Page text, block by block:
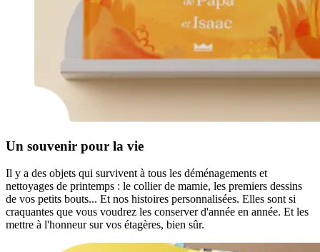
Un souvenir pour la vie
Il y a des objets qui survivent à tous les déménagements et
nettoyages de printemps : le collier de mamie, les premiers dessins
de vos petits bouts... Et nos histoires personnalisées. Elles sont si
craquantes que vous voudrez les conserver d'année en année. Et les
mettre à l'honneur sur vos étagères, bien sûr.